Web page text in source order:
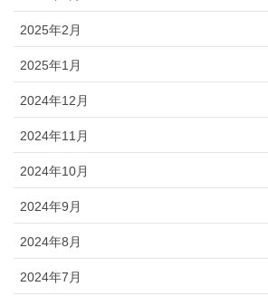
2025年2月
2025年1月
2024年12月
2024年11月
2024年10月
2024年9月
2024年8月
2024年7月